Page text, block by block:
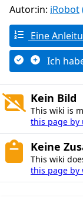
Autor:in: iRobot
Eine
Ich
Kein Bild
This wiki is
this page by
Keine
This wiki
this page by